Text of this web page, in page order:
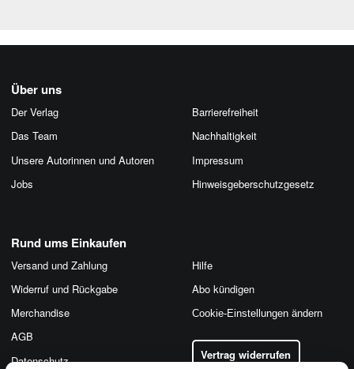
Über uns
Der Verlag
Das Team
Unsere Autorinnen und Autoren
Jobs
Barrierefreiheit
Nachhaltigkeit
Impressum
Hinweis­geber­schutz­gesetz
Rund ums Einkaufen
Versand und Zahlung
Widerruf und Rückgabe
Merchandise
AGB
Datenschutz
Hilfe
Abo kündigen
Cookie-Einstellungen ändern
Vertrag widerrufen